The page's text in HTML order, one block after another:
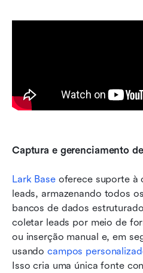
Captura e gerenciamento
Lark Base oferece suporte à
leads, armazenando todos
bancos de dados
coletar leads por meio de
ou inserção manual e, em
usando campos
Isso cria uma única fonte